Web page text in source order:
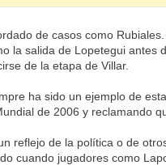
de casos como
la salida de Lopetegui
de la etapa de Villar.
ha sido un ejemplo de
de 2006 y reclamando
reflejo de la política o de
cuando jugadores como